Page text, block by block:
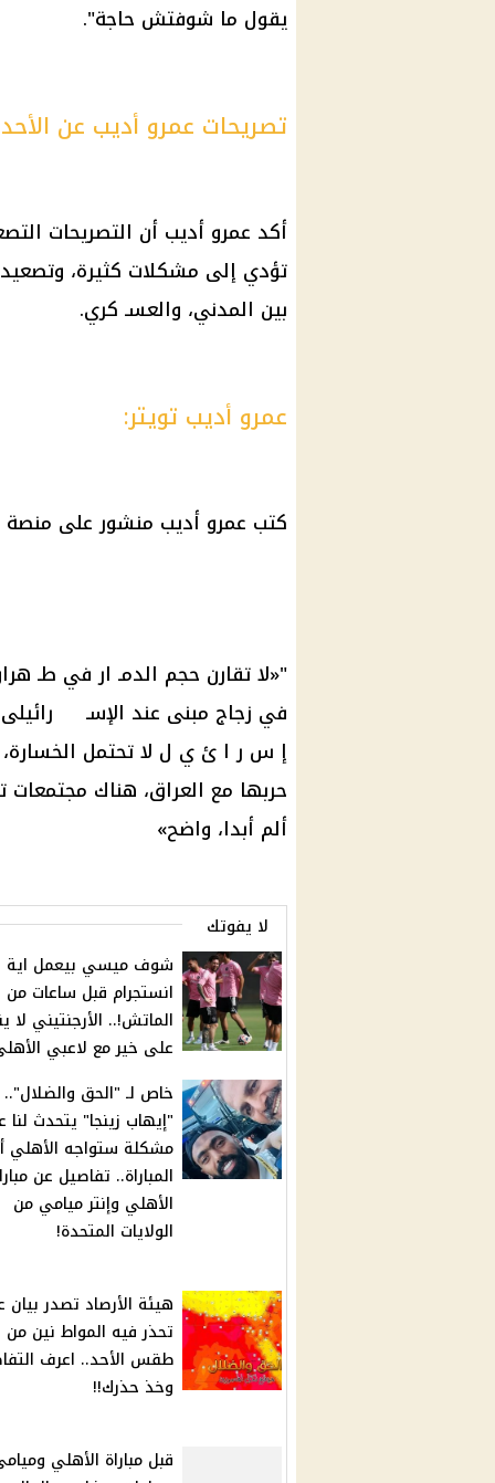
يقول ما شوفتش حاجة".
تصريحات عمرو أديب عن
أكد عمرو أديب أن التصريحات
تؤدي إلى مشكلات كثيرة، وتصعيد
بين المدني، والعسـ كري.
عمرو أديب تويتر:
كتب عمرو أديب منشور على
"«لا تقارن حجم الدمـ ار في طـ
في زجاج مبنى عند الإسـ رائيلى
إ س ر ا ئ ي ل لا تحتمل
حربها مع العراق، هناك مجتمعات
ألم أبدا، واضح»
لا يفوتك
شوف ميسي بيعمل اية
انستجرام قبل ساعات من
الماتش!.. الأرجنتيني لا
على خير مع لاعبي
خاص لـ "الحق والضلال"..
"إيهاب زينجا" يتحدث لنا
مشكلة ستواجه الأهلي
المباراة.. تفاصيل عن
الأهلي وإنتر ميامي من
الولايات المتحدة!
هيئة الأرصاد تصدر بيان
تحذر فيه المواط نين من
طقس الأحد.. اعرف
وخذ حذرك!!
قبل مباراة الأهلي